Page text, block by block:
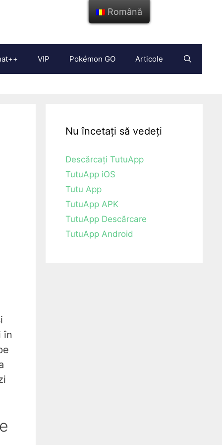
VIP Pokémon GO Articole
în
Nu încetați să vedeți
Descărcați TutuApp
TutuApp iOS
Tutu App
TutuApp APK
TutuApp Descărcare
TutuApp Android
Română